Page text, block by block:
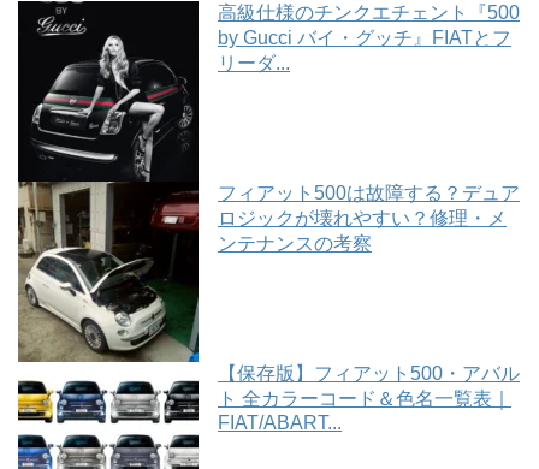
高級仕様のチンクエチェント『500
by Gucci バイ・グッチ』FIATとフ
リーダ...
フィアット500は故障する？デュア
ロジックが壊れやすい？修理・メ
ンテナンスの考察
【保存版】フィアット500・アバル
ト 全カラーコード＆色名一覧表｜
FIAT/ABART...